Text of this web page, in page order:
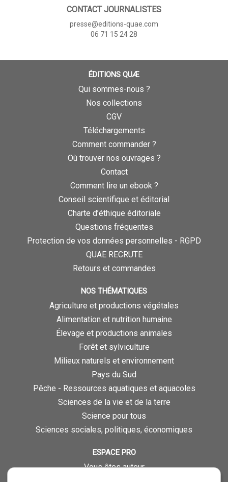
CONTACT JOURNALISTES
presse@editions-quae.com
06 71 15 24 28
ÉDITIONS QUÆ
Qui sommes-nous ?
Nos collections
CGV
Téléchargements
Comment commander ?
Où trouver nos ouvrages ?
Contact
Comment lire un ebook ?
Conseil scientifique et éditorial
Charte d’éthique éditoriale
Questions fréquentes
Protection de vos données personnelles - RGPD
QUAE RECRUTE
Retours et commandes
NOS THÉMATIQUES
Agriculture et productions végétales
Alimentation et nutrition humaine
Élevage et productions animales
Forêt et sylviculture
Milieux naturels et environnement
Pays du Sud
Pêche - Ressources aquatiques et aquacoles
Sciences de la vie et de la terre
Science pour tous
Sciences sociales, politiques, économiques
ESPACE PRO
Vous êtes auteur